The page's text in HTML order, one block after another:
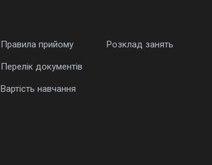
Правила прийому
Перелік документів
Вартість навчання
Розклад занять